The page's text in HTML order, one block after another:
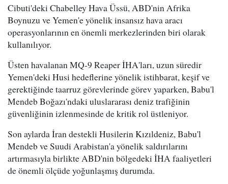
Cibuti'deki Chabelley Hava Üssü, ABD'nin Afrika
Boynuzu ve Yemen'e yönelik insansız hava aracı
operasyonlarının en önemli merkezlerinden biri olarak
kullanılıyor.
Üsten havalanan MQ-9 Reaper İHA'ları, uzun süredir
Yemen'deki Husi hedeflerine yönelik istihbarat, keşif ve
gerektiğinde taarruz görevlerinde görev yaparken, Babu'l
Mendeb Boğazı'ndaki uluslararası deniz trafiğinin
güvenliğinin izlenmesinde de kritik rol üstleniyor.
Son aylarda İran destekli Husilerin Kızıldeniz, Babu'l
Mendeb ve Suudi Arabistan'a yönelik saldırılarını
artırmasıyla birlikte ABD'nin bölgedeki İHA faaliyetleri
de önemli ölçüde yoğunlaşmış durumda.